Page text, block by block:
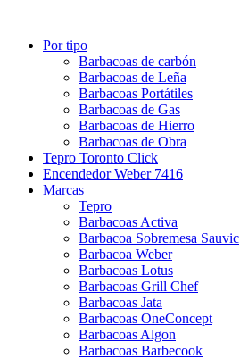
Por tipo
Barbacoas de carbón
Barbacoas de Leña
Barbacoas Portátiles
Barbacoas de Gas
Barbacoas de Hierro
Barbacoas de Obra
Tepro Toronto Click
Encendedor Weber 7416
Marcas
Tepro
Barbacoas Activa
Barbacoa Sobremesa Sauvic
Barbacoa Weber
Barbacoas Lotus
Barbacoas Grill Chef
Barbacoas Jata
Barbacoas OneConcept
Barbacoas Algon
Barbacoas Barbecook